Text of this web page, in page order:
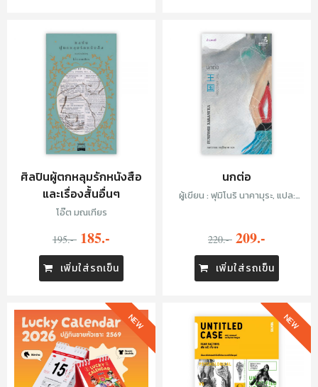
ศิลปินผู้ตกหลุมรักหนังสือ
และเรื่องสั้นอื่นๆ
โอ๊ต มณเฑียร
195.- 185.-
เพิ่มใส่รถเข็น
นกต่อ
ผู้เขียน : ฟุมิโนริ นาคามุระ, แปล:
220.- 209.-
เพิ่มใส่รถเข็น
NEW NEW